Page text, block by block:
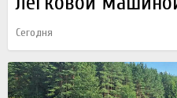
Сегодня